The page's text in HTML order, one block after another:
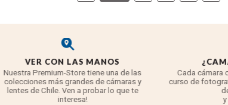
VER CON LAS MANOS
Nuestra Premium-Store tiene una de las
colecciones más grandes de cámaras y
lentes de Chile. Ven a probar lo que te
interesa!
Cada cámara
curso de
y